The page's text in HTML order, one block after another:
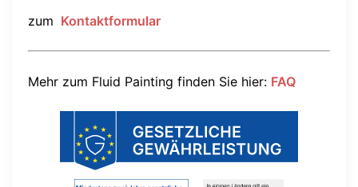
zum Kontaktformular
Mehr zum Fluid Painting finden Sie hier: FAQ